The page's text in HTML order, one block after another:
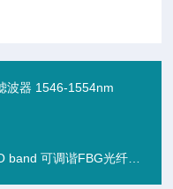
波器 1546-1554nm
纤布拉格光栅滤波器 ,1305nm-1315nm